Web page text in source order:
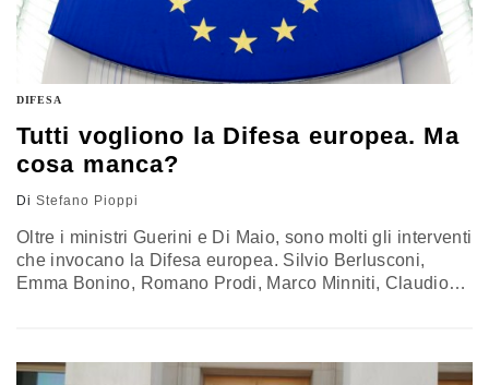
DIFESA
Tutti vogliono la Difesa europea. Ma
cosa manca?
Di Stefano Pioppi
Oltre i ministri Guerini e Di Maio, sono molti gli interventi
che invocano la Difesa europea. Silvio Berlusconi,
Emma Bonino, Romano Prodi, Marco Minniti, Claudio
conquistare i riflettori. Ma è il Capo dello Stato Sergio